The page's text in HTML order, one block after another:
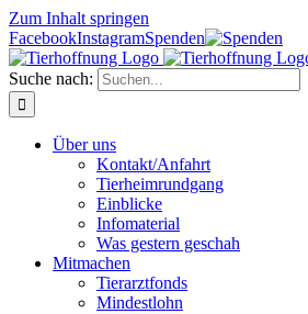
Zum Inhalt springen
FacebookInstagramSpenden
Suche nach:
Über uns
Kontakt/Anfahrt
Tierheimrundgang
Einblicke
Infomaterial
Was gestern geschah
Mitmachen
Tierarztfonds
Mindestlohn